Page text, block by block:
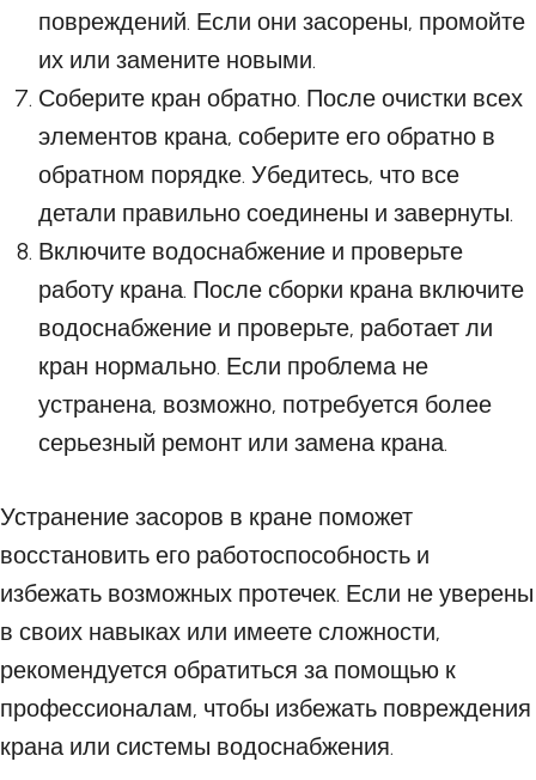
повреждений. Если они засорены, промойте
их или замените новыми.
Соберите кран обратно. После очистки всех
элементов крана, соберите его обратно в
обратном порядке. Убедитесь, что все
детали правильно соединены и завернуты.
Включите водоснабжение и проверьте
работу крана. После сборки крана включите
водоснабжение и проверьте, работает ли
кран нормально. Если проблема не
устранена, возможно, потребуется более
серьезный ремонт или замена крана.
Устранение засоров в кране поможет
восстановить его работоспособность и
избежать возможных протечек. Если не уверены
в своих навыках или имеете сложности,
рекомендуется обратиться за помощью к
профессионалам, чтобы избежать повреждения
крана или системы водоснабжения.